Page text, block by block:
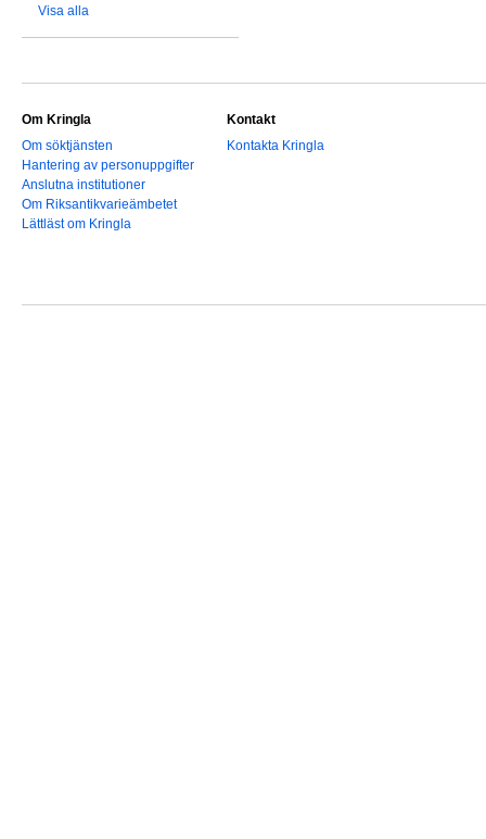
Visa alla
Om Kringla
Om söktjänsten
Hantering av personuppgifter
Anslutna institutioner
Om Riksantikvarieämbetet
Lättläst om Kringla
Kontakt
Kontakta Kringla